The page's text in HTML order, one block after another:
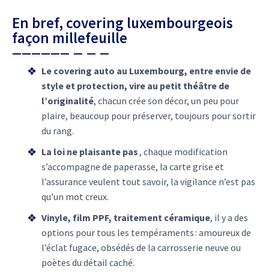
En bref, covering luxembourgeois
façon millefeuille
Le covering auto au Luxembourg, entre envie de
style et protection, vire au petit théâtre de
l’originalité, chacun crée son décor, un peu pour
plaire, beaucoup pour préserver, toujours pour sortir
du rang.
La loi ne plaisante pas, chaque modification
s’accompagne de paperasse, la carte grise et
l’assurance veulent tout savoir, la vigilance n’est pas
qu’un mot creux.
Vinyle, film PPF, traitement céramique, il y a des
options pour tous les tempéraments : amoureux de
l’éclat fugace, obsédés de la carrosserie neuve ou
poètes du détail caché.